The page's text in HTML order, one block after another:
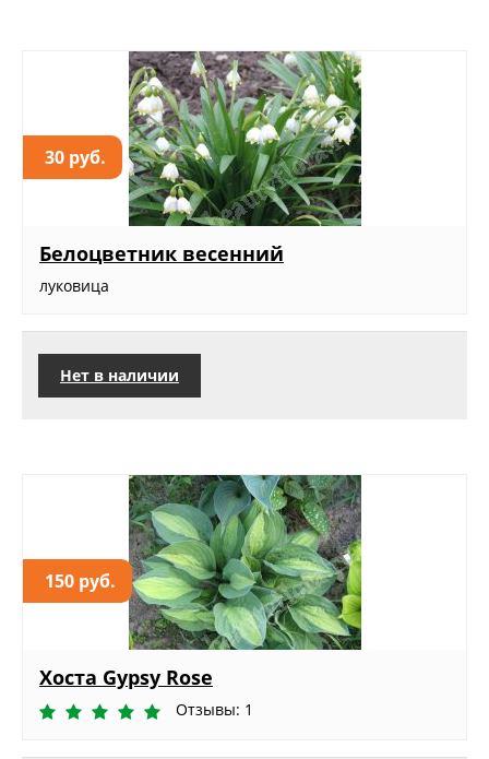
30 руб.
Белоцветник весенний
луковица
Нет в наличии
150 руб.
Хоста Gypsy Rose
Отзывы: 1